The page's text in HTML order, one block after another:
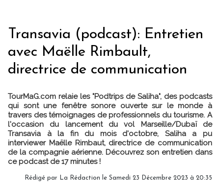
Transavia (podcast): Entretien
avec Maëlle Rimbault,
directrice de communication
TourMaG.com relaie les "Podtrips de Saliha", des podcasts
qui sont une fenêtre sonore ouverte sur le monde à
travers des témoignages de professionnels du tourisme. A
l'occasion du lancement du vol Marseille/Dubaï de
Transavia à la fin du mois d'octobre, Saliha a pu
interviewer Maëlle Rimbaut, directrice de communication
de la compagnie aérienne. Découvrez son entretien dans
ce podcast de 17 minutes !
Rédigé par La Rédaction le Samedi 23 Décembre 2023 à 20:35